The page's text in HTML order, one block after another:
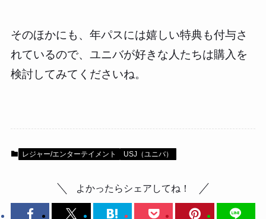
そのほかにも、年パスには嬉しい特典も付与さ
れているので、ユニバが好きな人たちは購入を
検討してみてくださいね。
レジャー/エンターテイメント USJ（ユニバ）
よかったらシェアしてね！